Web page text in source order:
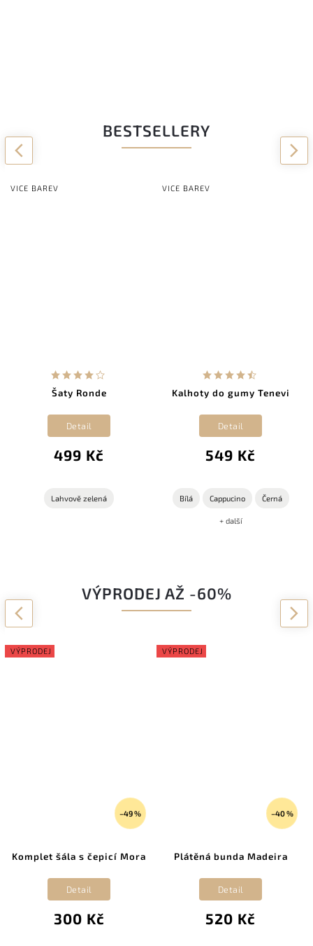
BESTSELLERY
Previous
VICE BAREV
Šaty Ronde
499 Kč
Detail
Lahvově zelená
VICE BAREV
Kalhoty do gumy Tenevi
549 Kč
Detail
Bílá Cappucino Černá
+ další
Next
VÝPRODEJ AŽ -60%
VÝPRODEJ
–49 %
Komplet šála s čepicí Mora
300 Kč
Detail
VÝPRODEJ
–40 %
Plátěná bunda Madeira
520 Kč
Detail